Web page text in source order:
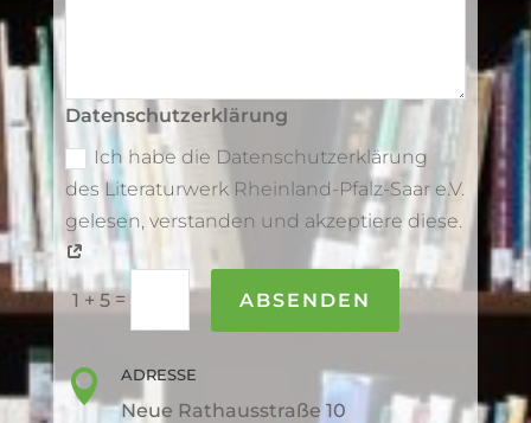
Datenschutzerklärung
Ich habe die Datenschutzerklärung
des Literaturwerk Rheinland-Pfalz-Saar e.V.
gelesen, verstanden und akzeptiere diese.
1 + 5= ABSENDEN
 ADRESSE
Neue Rathausstraße 10